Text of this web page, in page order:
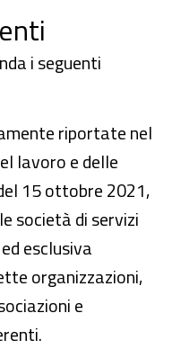
i seguenti
riportate nel
lavoro e delle
15 ottobre 2021,
società di servizi
esclusiva
organizzazioni,
e